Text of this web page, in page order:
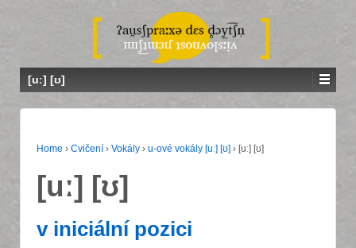
[uː] [ʊ]
Home › Cvičení › Vokály › u-ové vokály [uː] [ʊ] › [uː] [ʊ]
[uː] [ʊ]
v iniciální pozici